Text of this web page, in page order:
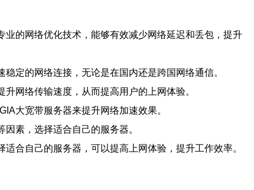
的网络优化技术，能够有效减少网络延迟和丢包，提升
定的网络连接，无论是在国内还是跨国网络通信。
网络传输速度，从而提高用户的上网体验。
大宽带服务器来提升网络加速效果。
素，选择适合自己的服务器。
合自己的服务器，可以提高上网体验，提升工作效率。